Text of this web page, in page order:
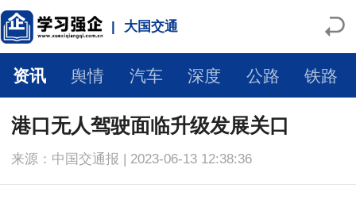
| 大国交通
资讯 舆情 汽车 深度 公路 铁路
港口无人驾驶面临升级发展关口
来源：中国交通报 | 2023-06-13 12:38:36